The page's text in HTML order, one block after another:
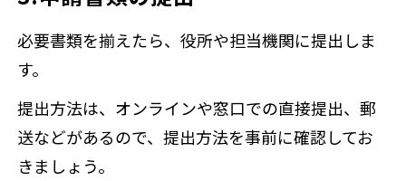
必要書類を揃えたら、役所や担当機関に提出しま
す。
提出方法は、オンラインや窓口での直接提出、郵
送などがあるので、提出方法を事前に確認してお
きましょう。